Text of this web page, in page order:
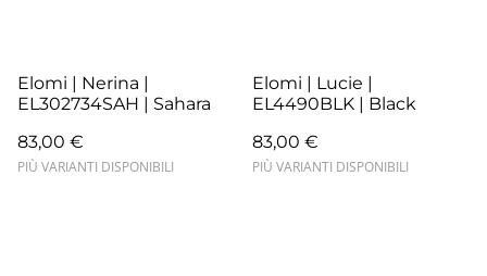
Elomi | Nerina |
EL302734SAH | Sahara
83,00 €
PIÙ VARIANTI DISPONIBILI
Elomi | Lucie |
EL4490BLK | Black
83,00 €
PIÙ VARIANTI DISPONIBILI